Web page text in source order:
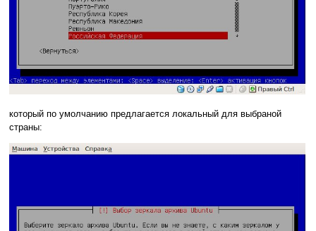
который по умолчанию предлагается локальный для выбраной
страны: